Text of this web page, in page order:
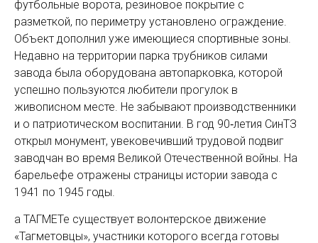
футбольные ворота, резиновое покрытие с
разметкой, по периметру установлено ограждение.
Объект дополнил уже имеющиеся спортивные зоны.
Недавно на территории парка трубников силами
завода была оборудована автопарковка, которой
успешно пользуются любители прогулок в
живописном месте. Не забывают производственники
и о патриотическом воспитании. В год 90‑летия СинТЗ
открыл монумент, увековечивший трудовой подвиг
заводчан во время Великой Отечественной войны. На
барельефе отражены страницы истории завода с
1941 по 1945 годы.
а ТАГМЕТе существует волонтерское движение
«Тагметовцы», участники которого всегда готовы